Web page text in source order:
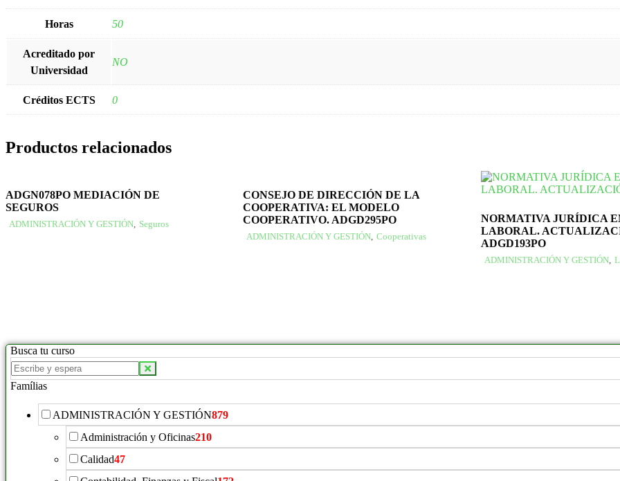
Horas 50
Acreditado por
Universidad
NO
Créditos ECTS 0
Productos relacionados
ADGN078PO MEDIACIÓN DE
SEGUROS
ADMINISTRACIÓN Y GESTIÓN Seguros
CONSEJO DE DIRECCIÓN DE LA
COOPERATIVA: EL MODELO
COOPERATIVO. ADGD295PO
ADMINISTRACIÓN Y GESTIÓN Cooperativas
NORMATIVA JURÍDICA
LABORAL.
ADGD193PO
ADMINISTRACIÓN Y GESTIÓN,
Busca tu curso
Famílias
ADMINISTRACIÓN Y GESTIÓN879
Administración y Oficinas210
Calidad47